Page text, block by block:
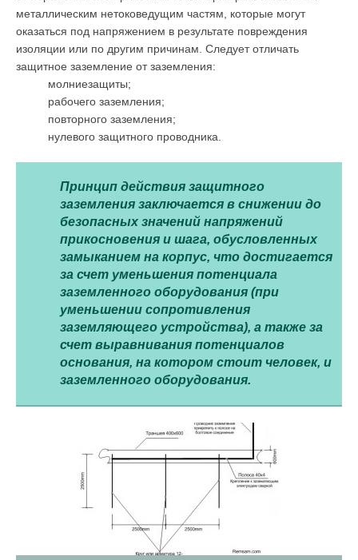
металлическим нетоковедущим частям, которые могут
оказаться под напряжением в результате повреждения
изоляции или по другим причинам. Следует отличать
защитное заземление от заземления:
молниезащиты;
рабочего заземления;
повторного заземления;
нулевого защитного проводника.
Принцип действия защитного
заземления заключается в снижении до
безопасных значений напряжений
прикосновения и шага, обусловленных
замыканием на корпус, что достигается
за счет уменьшения потенциала
заземленного оборудования (при
уменьшении сопротивления
заземляющего устройства), а также за
счет выравнивания потенциалов
основания, на котором стоит человек, и
заземленного оборудования.